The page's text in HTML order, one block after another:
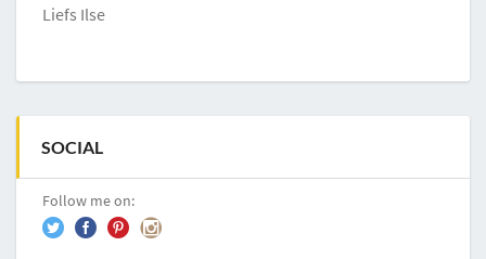
Liefs Ilse
SOCIAL
Follow me on: